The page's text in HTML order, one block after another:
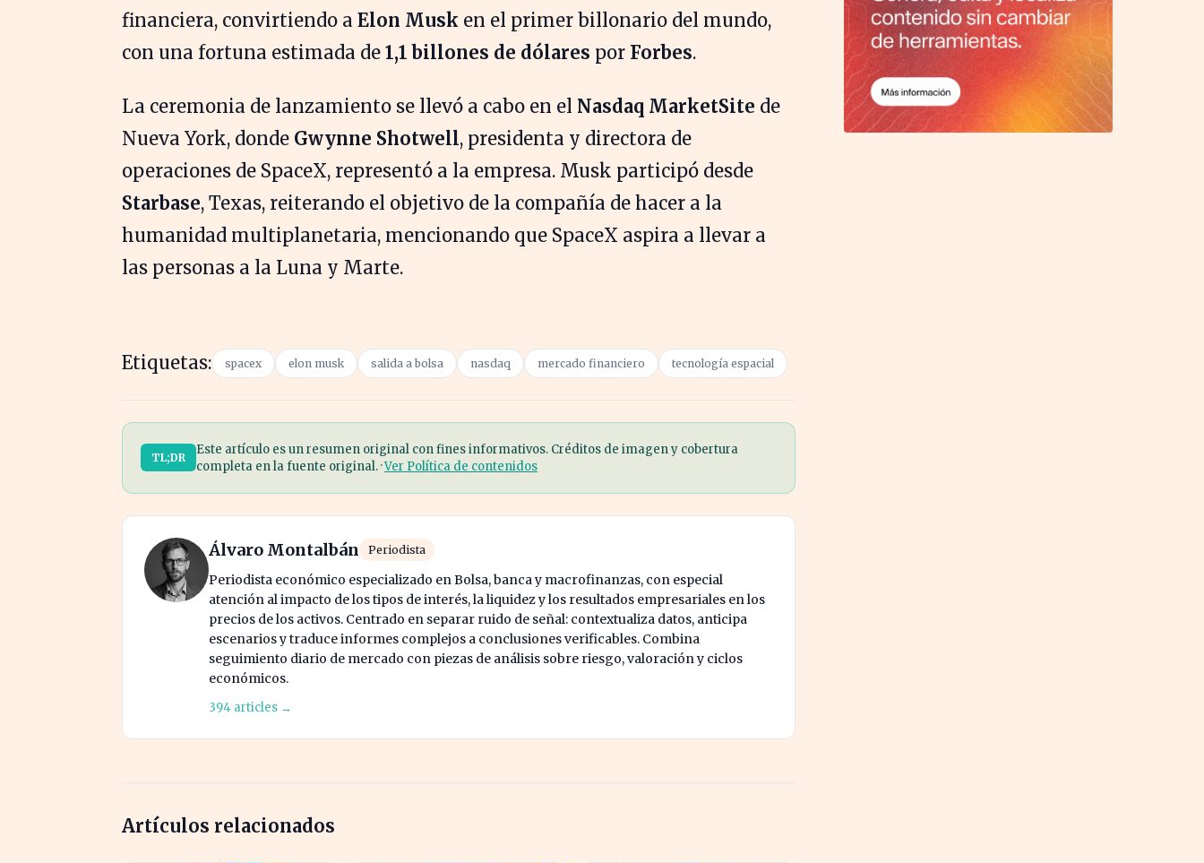
financiera, convirtiendo a Elon Musk en el primer billonario del mundo,
con una fortuna estimada de 1,1 billones de dólares por Forbes.
La ceremonia de lanzamiento se llevó a cabo en el Nasdaq MarketSite de
Nueva York, donde Gwynne Shotwell, presidenta y directora de
operaciones de SpaceX, representó a la empresa. Musk participó desde
Starbase, Texas, reiterando el objetivo de la compañía de hacer a la
humanidad multiplanetaria, mencionando que SpaceX aspira a llevar a
las personas a la Luna y Marte.
Etiquetas: spacex elon musk salida a bolsa nasdaq mercado financiero tecnología espacial
TL;DR
Este artículo es un resumen original con fines informativos. Créditos de imagen y cobertura
completa en la fuente original. ·Ver Política de contenidos
Álvaro Montalbán Periodista
Periodista económico especializado en Bolsa, banca y macrofinanzas, con especial
atención al impacto de los tipos de interés, la liquidez y los resultados empresariales en los
precios de los activos. Centrado en separar ruido de señal: contextualiza datos, anticipa
escenarios y traduce informes complejos a conclusiones verificables. Combina
seguimiento diario de mercado con piezas de análisis sobre riesgo, valoración y ciclos
económicos.
394 articles →
Artículos relacionados